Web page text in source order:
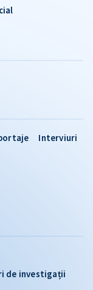
de investigații
Interviuri